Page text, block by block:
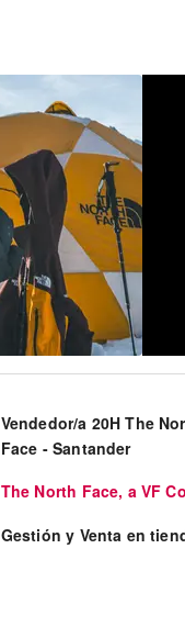
Vendedor/a 20H The
Face - Santander
The North Face, a VF
Gestión y Venta en